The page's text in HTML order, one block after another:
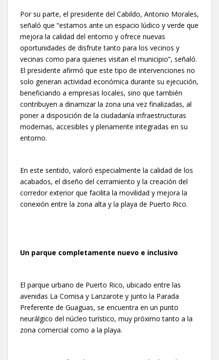
Por su parte, el presidente del Cabildo, Antonio Morales,
señaló que “estamos ante un espacio lúdico y verde que
mejora la calidad del entorno y ofrece nuevas
oportunidades de disfrute tanto para los vecinos y
vecinas como para quienes visitan el municipio”, señaló.
El presidente afirmó que este tipo de intervenciones no
solo generan actividad económica durante su ejecución,
beneficiando a empresas locales, sino que también
contribuyen a dinamizar la zona una vez finalizadas, al
poner a disposición de la ciudadanía infraestructuras
modernas, accesibles y plenamente integradas en su
entorno.
En este sentido, valoró especialmente la calidad de los
acabados, el diseño del cerramiento y la creación del
corredor exterior que facilita la movilidad y mejora la
conexión entre la zona alta y la playa de Puerto Rico.
Un parque completamente nuevo e inclusivo
El parque urbano de Puerto Rico, ubicado entre las
avenidas La Cornisa y Lanzarote y junto la Parada
Preferente de Guaguas, se encuentra en un punto
neurálgico del núcleo turístico, muy próximo tanto a la
zona comercial como a la playa.